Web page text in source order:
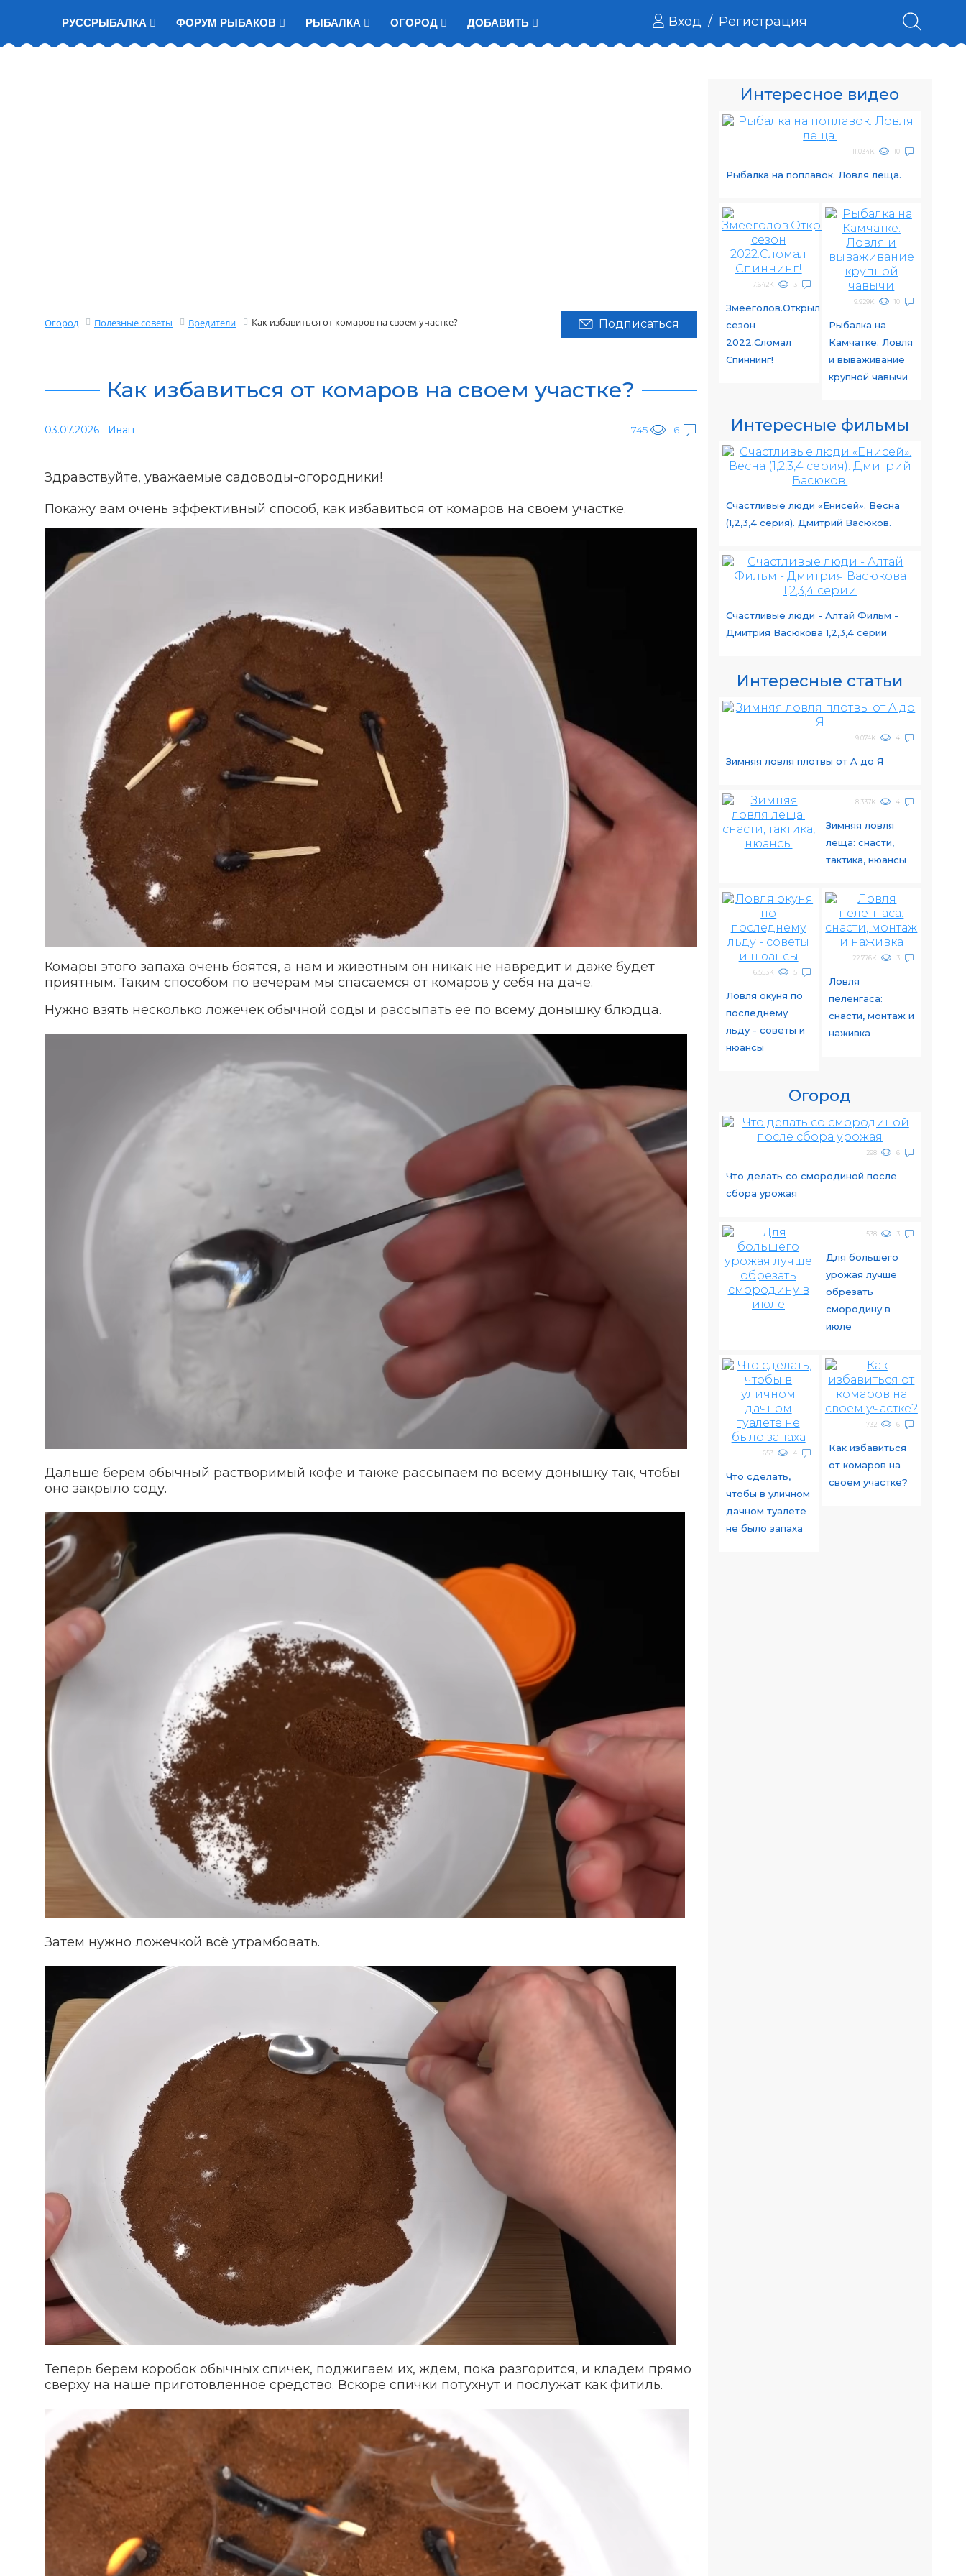
РУССРЫБАЛКА ФОРУМ РЫБАКОВ РЫБАЛКА ОГОРОД ДОБАВИТЬ Вход / Регистрация
Огород Полезные советы Вредители Как избавиться от комаров на своем участке? Подписаться
Как избавиться от комаров на своем участке?
03.07.2026 Иван 745 6
Здравствуйте, уважаемые садоводы-огородники!
Покажу вам очень эффективный способ, как избавиться от комаров на своем участке.
Комары этого запаха очень боятся, а нам и животным он никак не навредит и даже будет
приятным. Таким способом по вечерам мы спасаемся от комаров у себя на даче.
Нужно взять несколько ложечек обычной соды и рассыпать ее по всему донышку блюдца.
Дальше берем обычный растворимый кофе и также рассыпаем по всему донышку так, чтобы
оно закрыло соду.
Затем нужно ложечкой всё утрамбовать.
Теперь берем коробок обычных спичек, поджигаем их, ждем, пока разгорится, и кладем прямо
сверху на наше приготовленное средство. Вскоре спички потухнут и послужат как фитиль.
Интересное видео
11.034K 10
Рыбалка на поплавок. Ловля леща.
7.642K 3
Змееголов.Открыл
сезон
2022.Сломал
Спиннинг!
9.929K 10
Рыбалка на
Камчатке. Ловля
и вываживание
крупной чавычи
Интересные фильмы
Счастливые люди «Енисей». Весна
(1,2,3,4 серия). Дмитрий Васюков.
Счастливые люди - Алтай Фильм -
Дмитрия Васюкова 1,2,3,4 серии
Интересные статьи
9.074K 4
Зимняя ловля плотвы от A до Я
8.337K 4
Зимняя ловля
леща: снасти,
тактика, нюансы
6.553K 5
Ловля окуня по
последнему
льду - советы и
нюансы
22.776K 3
Ловля
пеленгаса:
снасти, монтаж и
наживка
Огород
298 6
Что делать со смородиной после
сбора урожая
538 3
Для большего
урожая лучше
обрезать
смородину в
июле
653 4
Что сделать,
чтобы в уличном
дачном туалете
не было запаха
732 6
Как избавиться
от комаров на
своем участке?